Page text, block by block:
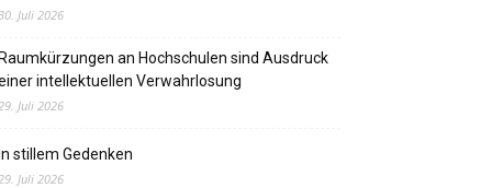
Juli 2026
Raumkürzungen an Hochschulen sind Ausdruck
intellektuellen Verwahrlosung
Juli 2026
In stillem Gedenken
Juli 2026